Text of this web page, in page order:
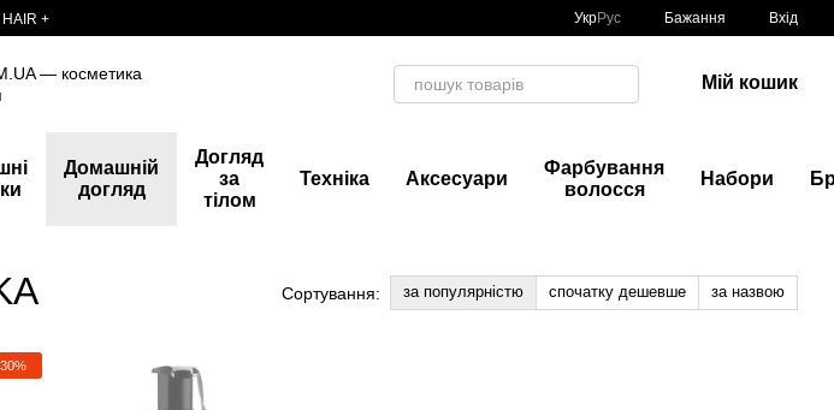
HAIR + УкрРус Бажання Вхід
Мій кошик
Домашній
догляд
Догляд
за
тілом
Техніка Аксесуари
Фарбування
волосся
Набори
Сортування: за популярністю спочатку дешевше за назвою